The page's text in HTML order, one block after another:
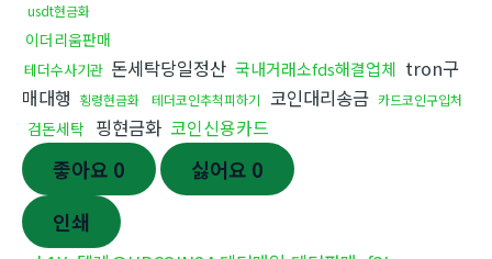
usdt현금화
이더리움판매
테더수사기관 돈세탁당일정산 국내거래소fds해결업체 tron구
매대행 횡령현금화 테더코인추척피하기 코인대리송금 카드코인구입처
검돈세탁 핑현금화 코인신용카드
좋아요 0 싫어요 0
인쇄